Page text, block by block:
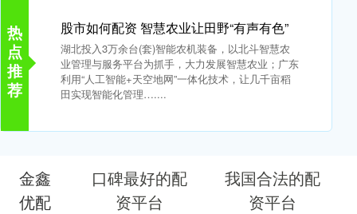
热
点
推
荐
股市如何配资 智慧农业让田野“有声有色”
湖北投入3万余台(套)智能农机装备，以北斗智慧农
业管理与服务平台为抓手，大力发展智慧农业；广东
利用“人工智能+天空地网”一体化技术，让几千亩稻
田实现智能化管理…....
金鑫
优配
口碑最好的配
资平台
我国合法的配
资平台